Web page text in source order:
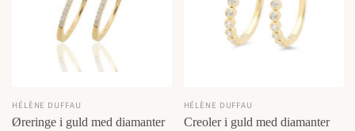
HÉLÈNE DUFFAU
Øreringe i guld med diamanter
HÉLÈNE DUFFAU
Creoler i guld med diamanter